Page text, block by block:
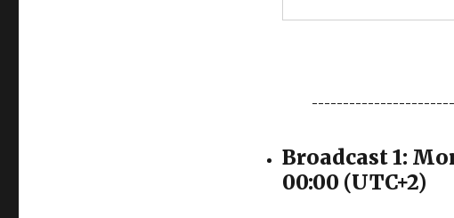
Broadcast 1:
00:00 (UTC+2)